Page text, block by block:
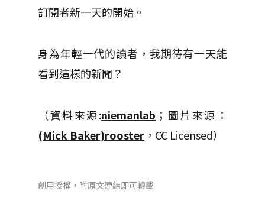
訂閱者新一天的開始。
身為年輕一代的讀者，我期待有一天能
看到這樣的新聞？
（資料來源:niemanlab ；圖片來源：
(Mick Baker)rooster ，CC Licensed）
創用授權，附原文連結即可轉載